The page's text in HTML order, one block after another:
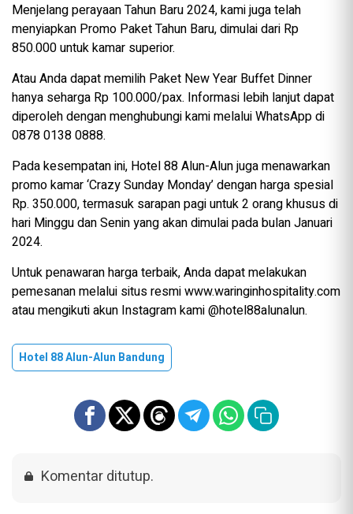
Menjelang perayaan Tahun Baru 2024, kami juga telah
menyiapkan Promo Paket Tahun Baru, dimulai dari Rp
850.000 untuk kamar superior.
Atau Anda dapat memilih Paket New Year Buffet Dinner
hanya seharga Rp 100.000/pax. Informasi lebih lanjut dapat
diperoleh dengan menghubungi kami melalui WhatsApp di
0878 0138 0888.
Pada kesempatan ini, Hotel 88 Alun-Alun juga menawarkan
promo kamar ‘Crazy Sunday Monday’ dengan harga spesial
Rp. 350.000, termasuk sarapan pagi untuk 2 orang khusus di
hari Minggu dan Senin yang akan dimulai pada bulan Januari
2024.
Untuk penawaran harga terbaik, Anda dapat melakukan
pemesanan melalui situs resmi www.waringinhospitality.com
atau mengikuti akun Instagram kami @hotel88alunalun.
Hotel 88 Alun-Alun Bandung
Komentar ditutup.